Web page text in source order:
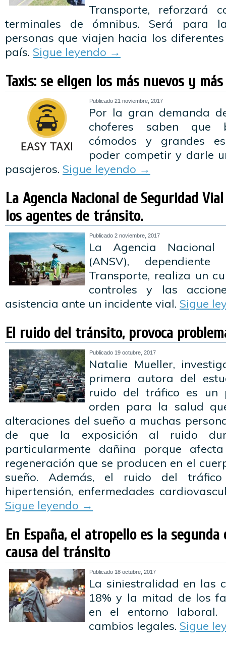
Transporte, reforzará
terminales de ómnibus. Será para
personas que viajen hacia los
país. Sigue leyendo →
Taxis: se eligen los más nuevos y
Publicado 21 noviembre, 2017
Por la gran demanda
choferes saben que
cómodos y grandes
poder competir y darle
pasajeros. Sigue leyendo →
La Agencia Nacional de Seguridad
los agentes de tránsito.
Publicado 2 noviembre, 2017
La Agencia
(ANSV),
Transporte, realiza un
controles y las
asistencia ante un incidente vial. Sigue
El ruido del tránsito, provoca
Publicado 19 octubre, 2017
Natalie Mueller,
primera autora del
ruido del tráfico es un
orden para la salud
alteraciones del sueño a muchas
de que la exposición al ruido
particularmente dañina porque
regeneración que se producen en el
sueño. Además, el ruido del
hipertensión, enfermedades
Sigue leyendo →
En España, el atropello es la
causa del tránsito
Publicado 18 octubre, 2017
La siniestralidad en las
18% y la mitad de los
en el entorno laboral.
cambios legales. Sigue